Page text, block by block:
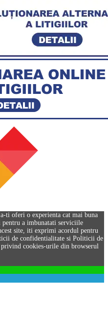
ti oferi o experienta cat mai buna
a imbunatati serviciile
site, iti exprimi acordul pentru
de confidentialitate si Politicii de
cookies-urile din browserul